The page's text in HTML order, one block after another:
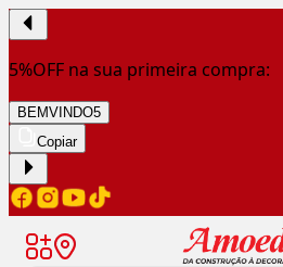
5%OFF na sua primeira compra:
BEMVINDO5
Copiar